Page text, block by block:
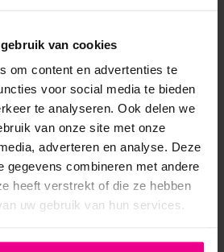
van cookies
om content en advertenties te
voor social media te bieden
te analyseren. Ook delen we
van onze site met onze
adverteren en analyse. Deze
gegevens combineren met andere
heeft verstrekt of die ze hebben
uw gebruik van hun services.
BEKEKEN OOK: